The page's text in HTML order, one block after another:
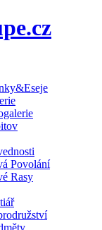
Povolání
Rasy